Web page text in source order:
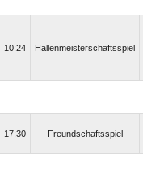
10:24 Hallenmeisterschaftsspiel
17:30 Freundschaftsspiel